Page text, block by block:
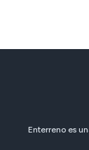
Enterreno es